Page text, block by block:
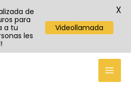
TikTok
Instagram
YouTube
de
para
a tu
les
Videollamada
X